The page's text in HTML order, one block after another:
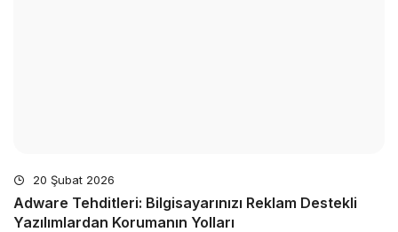
20 Şubat 2026
Adware Tehditleri: Bilgisayarınızı Reklam Destekli
Yazılımlardan Korumanın Yolları